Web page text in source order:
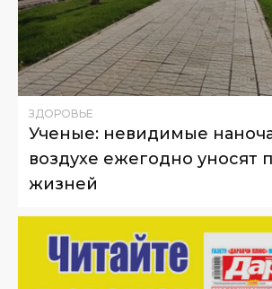
ЗДОРОВЬЕ
Ученые: невидимые
воздухе ежегодно уносят
жизней